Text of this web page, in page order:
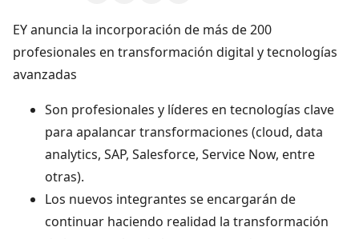
EY anuncia la incorporación de más de 200
profesionales en transformación digital y tecnologías
avanzadas
Son profesionales y líderes en tecnologías clave
para apalancar transformaciones (cloud, data
analytics, SAP, Salesforce, Service Now, entre
otras).
Los nuevos integrantes se encargarán de
continuar haciendo realidad la transformación